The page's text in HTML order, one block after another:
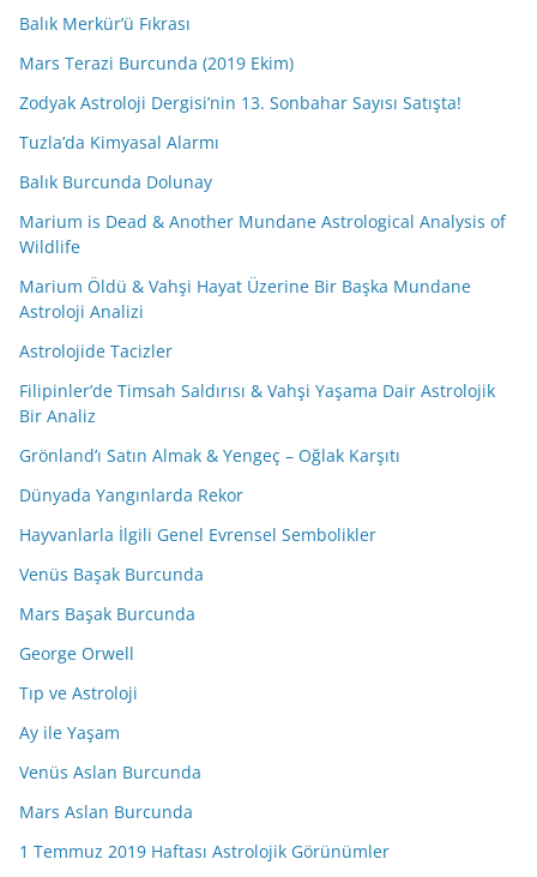
Balık Merkür’ü Fıkrası
Mars Terazi Burcunda (2019 Ekim)
Zodyak Astroloji Dergisi’nin 13. Sonbahar Sayısı Satışta!
Tuzla’da Kimyasal Alarmı
Balık Burcunda Dolunay
Marium is Dead & Another Mundane Astrological Analysis of
Wildlife
Marium Öldü & Vahşi Hayat Üzerine Bir Başka Mundane
Astroloji Analizi
Astrolojide Tacizler
Filipinler’de Timsah Saldırısı & Vahşi Yaşama Dair Astrolojik
Bir Analiz
Grönland’ı Satın Almak & Yengeç – Oğlak Karşıtı
Dünyada Yangınlarda Rekor
Hayvanlarla İlgili Genel Evrensel Sembolikler
Venüs Başak Burcunda
Mars Başak Burcunda
George Orwell
Tıp ve Astroloji
Ay ile Yaşam
Venüs Aslan Burcunda
Mars Aslan Burcunda
1 Temmuz 2019 Haftası Astrolojik Görünümler